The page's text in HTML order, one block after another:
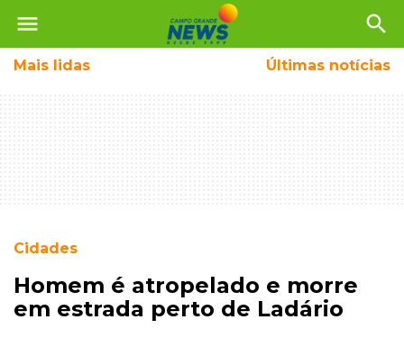
menu search
Mais lidas Últimas notícias
Cidades
Homem é atropelado e morre
em estrada perto de Ladário